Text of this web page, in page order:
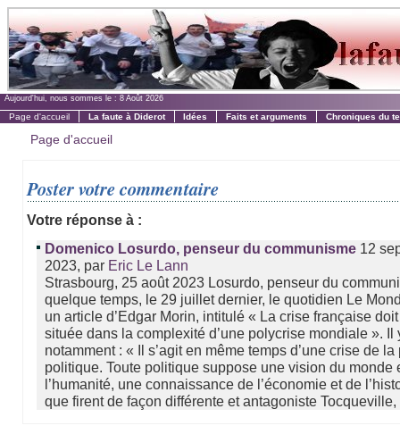
Aujourd'hui, nous sommes le : 8 Août 2026
Page d'accueil La faute à Diderot Idées Faits et arguments Chroniques du
Page d'accueil
Poster votre commentaire
Votre réponse à :
Domenico Losurdo, penseur du communisme 12
2023, par Eric Le Lann
Strasbourg, 25 août 2023 Losurdo, penseur du
quelque temps, le 29 juillet dernier, le quotidien Le
un article d’Edgar Morin, intitulé « La crise française
située dans la complexité d’une polycrise mondiale ». Il
notamment : « Il s’agit en même temps d’une crise de
politique. Toute politique suppose une vision du monde
l’humanité, une connaissance de l’économie et de
que firent de façon différente et antagoniste Tocqueville,